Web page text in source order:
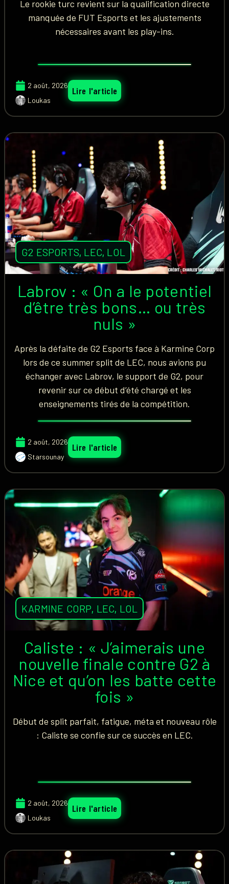
Le rookie turc revient sur la qualification directe
manquée de FUT Esports et les ajustements
nécessaires avant les play-ins.
2 août, 2026
Loukas
Lire l'article
G2 ESPORTS, LEC, LOL
Labrov : « On a le potentiel
d’être très bons… ou très
nuls »
Après la défaite de G2 Esports face à Karmine Corp
lors de ce summer split de LEC, nous avions pu
échanger avec Labrov, le support de G2, pour
revenir sur ce début d’été chargé et les
enseignements tirés de la compétition.
2 août, 2026
Starsounay
Lire l'article
KARMINE CORP, LEC, LOL
Caliste : « J’aimerais une
nouvelle finale contre G2 à
Nice et qu’on les batte cette
fois »
Début de split parfait, fatigue, méta et nouveau rôle
: Caliste se confie sur ce succès en LEC.
2 août, 2026
Loukas
Lire l'article